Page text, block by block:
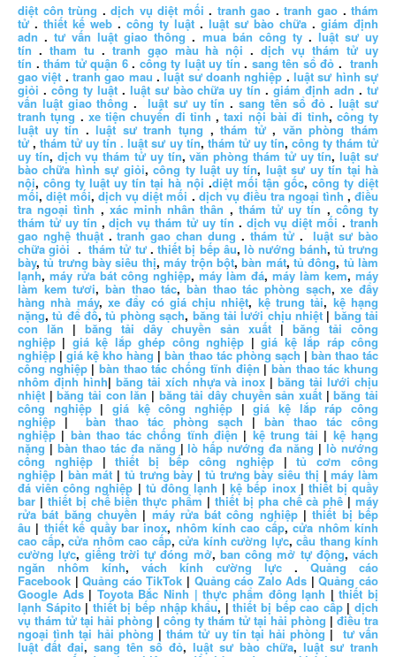
diệt côn trùng .dịch vụ diệt mối . tranh gao .tranh gao .thám
tử. thiết kế web . công ty luật . luật sư bào chữa .giám định
adn .tư vấn luật giao thông. mua bán công ty. luật sư uy
tín . tham tu .tranh gạo màu hà nội .dịch vụ thám tử uy
tín .thám tử quận 6. công ty luật uy tín . sang tên sổ đỏ .tranh
gao việt .tranh gao mau .luật sư doanh nghiệp .luật sư hình sự
giỏi . công ty luật. luật sư bào chữa uy tín .giám định adn .tư
vấn luật giao thông .luật sư uy tín .sang tên sổ đỏ.luật sư
tranh tụng . xe tiện chuyến đi tỉnh ,taxi nội bài đi tỉnh, công ty
luật uy tín .luật sư tranh tụng ,thám tử, văn phòng thám
tử,thám tử uy tín . luật sư uy tín, thám tử uy tín, công ty thám tử
uy tín, dịch vụ thám tử uy tín,văn phòng thám tử uy tín,luật sư
bào chữa hình sự giỏi,công ty luật uy tín, luật sư uy tín tại hà
nội,công ty luật uy tín tại hà nội .diệt mối tận gốc, công ty diệt
mối,diệt mối,dịch vụ diệt mối .dịch vụ điều tra ngoại tình ,điều
tra ngoại tình ,xác minh nhân thân ,thám tử uy tín , công ty
thám tử uy tín ,dịch vụ thám tử uy tín . dịch vụ diệt mối .tranh
gao nghệ thuật.tranh gao chan dung . thám tử.luật sư bào
chữa giỏi .thám tử tư.thiết bị bếp âu,lò nướng bánh, tủ trưng
bày,tủ trưng bày siêu thị,máy trộn bột,bàn mát,tủ đông, tủ làm
lạnh, máy rửa bát công nghiệp, máy làm đá, máy làm kem, máy
làm kem tươi,bàn thao tác,bàn thao tác phòng sạch,xe đẩy
hàng nhà máy, xe đẩy có giá chịu nhiệt, kệ trung tải, kệ hạng
nặng,tủ để đồ,tủ phòng sạch, băng tải lưới chịu nhiệt| băng tải
con lăn | băng tải dây chuyền sản xuất | băng tải công
nghiệp | giá kệ lắp ghép công nghiệp |giá kệ lắp ráp công
nghiệp |giá kệ kho hàng |bàn thao tác phòng sạch | bàn thao tác
công nghiệp|bàn thao tác chống tĩnh điện |bàn thao tác khung
nhôm định hình| băng tải xích nhựa và inox|băng tải lưới chịu
nhiệt |băng tải con lăn | băng tải dây chuyền sản xuất |băng tải
công nghiệp|giá kệ công nghiệp |giá kệ lắp ráp công
nghiệp |bàn thao tác phòng sạch| bàn thao tác công
nghiệp | bàn thao tác chống tĩnh điện | kệ trung tải | kệ hạng
nặng| bàn thao tác đa năng|lò hấp nướng đa năng |lò nướng
công nghiệp|thiết bị bếp công nghiệp|tủ cơm công
nghiệp |bàn mát | tủ trưng bày | tủ trưng bày siêu thị |máy làm
đá viên công nghiệp | tủ đông lạnh |kệ bếp inox| thiết bị quầy
bar | thiết bị chế biến thực phẩm | thiết bị pha chế cà phê| máy
rửa bát băng chuyền | máy rửa bát công nghiệp|thiết bị bếp
âu | thiết kế quầy bar inox, nhôm kính cao cấp,cửa nhôm kính
cao cấp, cửa nhôm cao cấp, cửa kính cường lực, cầu thang kính
cường lực, giếng trời tự đóng mở, ban công mở tự động, vách
ngăn nhôm kính, vách kính cường lực .Quảng cáo
Facebook |Quảng cáo TikTok | Quảng cáo Zalo Ads |Quảng cáo
Google Ads| Toyota Bắc Ninh | thực phẩm đông lạnh |thiết bị
lạnh Sápito |thiết bị bếp nhập khẩu, |thiết bị bếp cao cấp|dịch
vụ thám tử tại hải phòng | công ty thám tử tại hải phòng |điều tra
ngoại tình tại hải phòng |thám tử uy tín tại hải phòng | tư vấn
luật đất đai, sang tên sổ đỏ, luật sư bào chữa, luật sư tranh